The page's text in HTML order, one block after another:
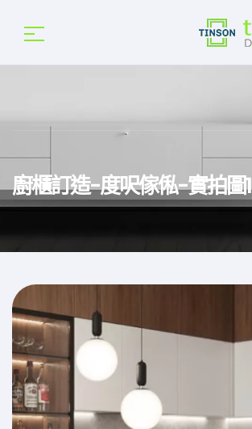
廚櫃訂造-度呎傢俬-實拍圖1